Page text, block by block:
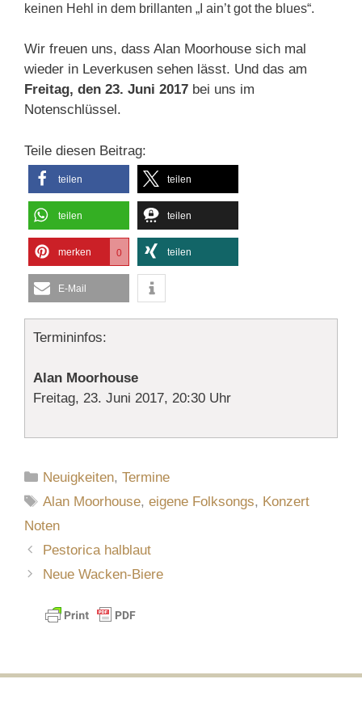
keinen Hehl in dem brillanten „I ain’t got the blues“.
Wir freuen uns, dass Alan Moorhouse sich mal
wieder in Leverkusen sehen lässt. Und das am
Freitag, den 23. Juni 2017 bei uns im
Notenschlüssel.
Teile diesen Beitrag:
teilen teilen
teilen teilen
merken 0 teilen
E-Mail
Termininfos:
Alan Moorhouse
Freitag, 23. Juni 2017, 20:30 Uhr
Kategorien
Neuigkeiten,Termine
Schlagwörter
Alan Moorhouse,eigene Folksongs, Konzert
Noten
Pestorica halblaut
Neue Wacken-Biere